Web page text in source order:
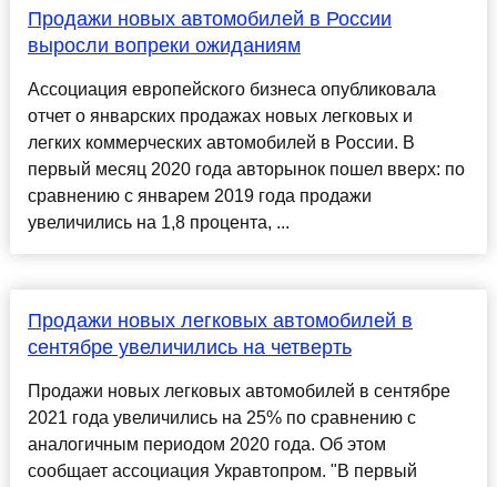
Продажи новых автомобилей в России
выросли вопреки ожиданиям
Ассоциация европейского бизнеса опубликовала
отчет о январских продажах новых легковых и
легких коммерческих автомобилей в России. В
первый месяц 2020 года авторынок пошел вверх: по
сравнению с январем 2019 года продажи
увеличились на 1,8 процента, ...
Продажи новых легковых автомобилей в
сентябре увеличились на четверть
Продажи новых легковых автомобилей в сентябре
2021 года увеличились на 25% по сравнению с
аналогичным периодом 2020 года. Об этом
сообщает ассоциация Укравтопром. "В первый